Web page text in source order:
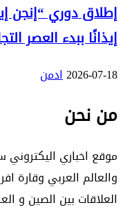
إطلاق دوري “إنجن
إيذانًا ببدء العصر
2026-07-18ادمن
من نحن
موقع اخباري
والعالم العربي وقارة
العلاقات بين الصين و